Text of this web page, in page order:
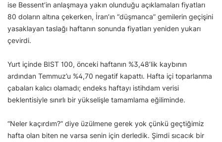
ise Bessent’in anlaşmaya yakın olunduğu açıklamaları fiyatları
80 doların altına çekerken, İran’ın “düşmanca” gemilerin geçişini
yasaklayan taslağı haftanın sonunda fiyatları yeniden yukarı
çevirdi.
Yurt içinde BIST 100, önceki haftanın %3,48’lik kaybının
ardından Temmuz’u %4,70 negatif kapattı. Hafta içi toparlanma
çabaları kalıcı olamadı; endeks haftayı istihdam verisi
beklentisiyle sınırlı bir yükselişle tamamlama eğiliminde.
“Neler kaçırdım?” diye üzülmene gerek yok çünkü geçtiğimiz
hafta olan biten ne varsa senin için derledik. Şimdi sıcacık bir